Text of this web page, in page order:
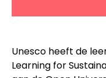
Unesco heeft de
Learning for